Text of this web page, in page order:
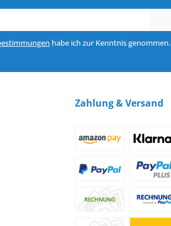
habe ich zur Kenntnis genommen.
Zahlung & Versand